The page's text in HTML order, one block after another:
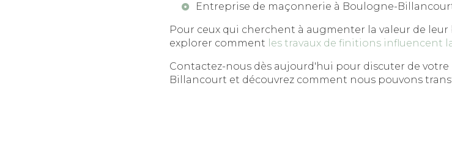
Entreprise de maçonnerie à Boulogne-
Pour ceux qui cherchent à augmenter la valeur de
explorer comment les travaux de finitions influencent
Contactez-nous dès aujourd'hui pour discuter de
Billancourt et découvrez comment nous pouvons